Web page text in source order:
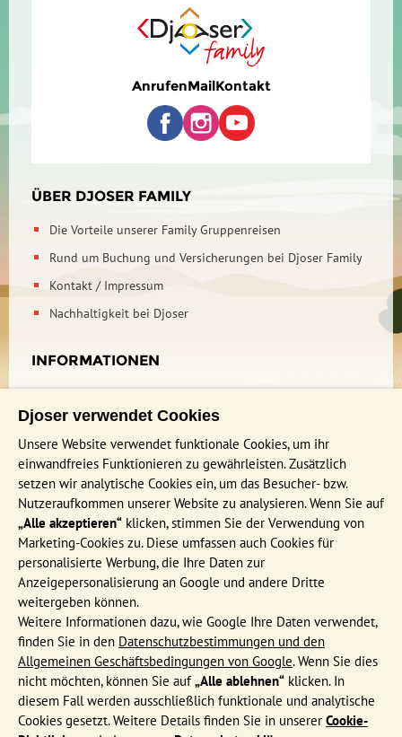
AnrufenMailKontakt
ÜBER DJOSER FAMILY
Die Vorteile unserer Family Gruppenreisen
Rund um Buchung und Versicherungen bei Djoser Family
Kontakt / Impressum
Nachhaltigkeit bei Djoser
INFORMATIONEN
Häufig gestellte Fragen
Katalog bestellen
Events & Online Präsentationen
Djoser Reiseblog
AGB
Formblatt
Datenschutz
BELIEBTESTE REISEZIELE
Ägypten, 9 Tage
Thailand, 15 Tage
Japan, 21 Tage
Indien & Nepal, 21 Tage
Djoser verwendet Cookies
Unsere Website verwendet funktionale Cookies, um ihr
einwandfreies Funktionieren zu gewährleisten. Zusätzlich
setzen wir analytische Cookies ein, um das Besucher- bzw.
Nutzeraufkommen unserer Website zu analysieren. Wenn Sie auf
„Alle akzeptieren“ klicken, stimmen Sie der Verwendung von
Marketing-Cookies zu. Diese umfassen auch Cookies für
personalisierte Werbung, die Ihre Daten zur
Anzeigepersonalisierung an Google und andere Dritte
weitergeben können.
Weitere Informationen dazu, wie Google Ihre Daten verwendet,
finden Sie in den Datenschutzbestimmungen und den
Allgemeinen Geschäftsbedingungen von Google. Wenn Sie dies
nicht möchten, können Sie auf„Alle ablehnen“ klicken. In
diesem Fall werden ausschließlich funktionale und analytische
Cookies gesetzt. Weitere Details finden Sie in unserer Cookie-